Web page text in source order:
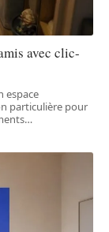
avec clic-
espace
particulière pour
…